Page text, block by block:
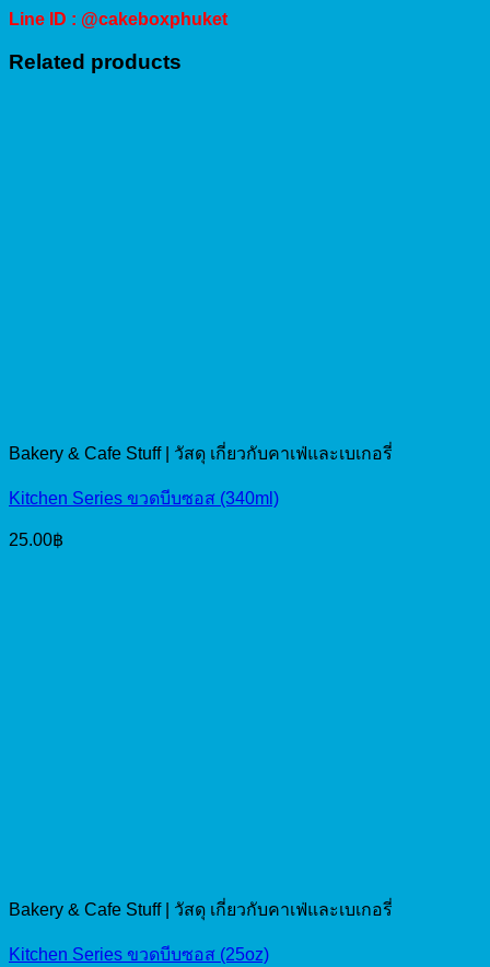
98มม.
quantity
Line ID : @cakeboxphuket
Related products
Bakery & Cafe Stuff | วัสดุ เกี่ยวกับคาเฟ่และเบเกอรี่
Kitchen Series ขวดบีบซอส (340ml)
25.00฿
Bakery & Cafe Stuff | วัสดุ เกี่ยวกับคาเฟ่และเบเกอรี่
Kitchen Series ขวดบีบซอส (25oz)